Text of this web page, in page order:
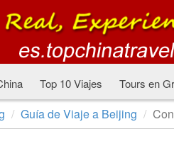
Top 10 Viajes Tours en
Guía de Viaje a Beijing